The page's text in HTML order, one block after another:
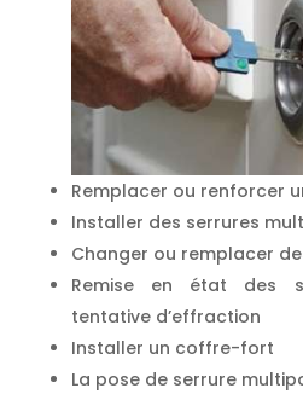
Remplacer ou renforcer
Installer des serrures
Changer ou remplacer
Remise en état des
tentative d’effraction
Installer un coffre-fort
La pose de serrure